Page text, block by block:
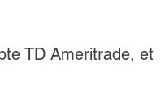
TD Ameritrade, et